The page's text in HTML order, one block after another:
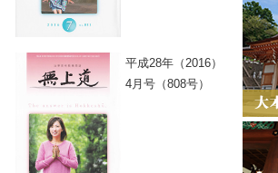
平成28年（2016）
4月号（808号）